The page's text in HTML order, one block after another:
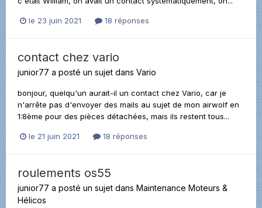
le 23 juin 2021 18 réponses
contact chez vario
junior77 a posté un sujet dans Vario
bonjour, quelqu'un aurait-il un contact chez Vario, car je
n'arrête pas d'envoyer des mails au sujet de mon airwolf en
1:8ème pour des pièces détachées, mais ils restent tous...
le 21 juin 2021 18 réponses
roulements os55
junior77 a posté un sujet dans Maintenance Moteurs &
Hélicos